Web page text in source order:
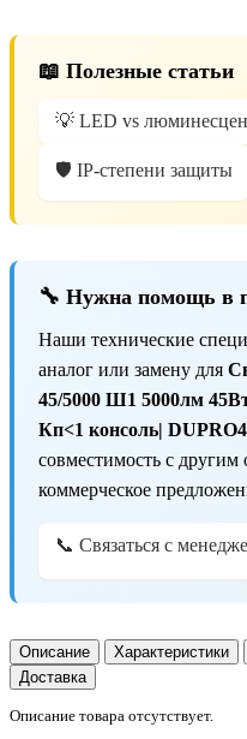
📖 Полезные статьи
💡 LED vs
🛡️ IP-степени защиты
🔧 Нужна помощь в
Наши технические
аналог или замену для
45/5000 Ш1 5000лм
Кп<1 консоль|
совместимость с
коммерческое
📞 Связаться с
Описание Характеристики
Доставка
Описание товара отсутствует.